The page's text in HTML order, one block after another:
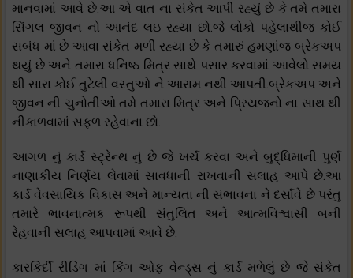
માનવામાં આવે છે.આ એ વાત ના સંકેત આપી રહ્યું છે કે તમે તમારા
સિંગલ જીવન નો આનંદ લઇ રહ્યા છો.જે લોકો પહેલાથીજ કોઈ
સબંધ માં છે આવા સંકેત મળી રહ્યા છે કે તમારું હમણાંજ બ્રેકઅપ
થયું છે અને તમારા ધનિષ્ઠ મિત્ર સાથે પસાર કરવામાં આવેલો સમય
થી સારા કોઈ તુટેલી વસ્તુઓ ને આરામ નથી આપતી.બ્રેકઅપ અને
જીવન ની ચુનોતીઓ તમે તમારા મિત્ર અને પ્રિયજનો ના સાથ થી
નીકાળવામાં સફળ રહેવાના છો.
આગળ નું કાર્ડ સ્ટ્રેન્થ નું છે જે ખર્ચ કરવા અને બુદ્ધિમાની પુર્ણ
નાણાકીય નિર્ણય લેવામાં સાવધાની રાખવાની સલાહ આપે છે.આ
કાર્ડ વેવસાયિક વિકાસ અને માન્યતા ની સંભાવના ને દર્સાવે છે પરંતુ
તમારે ભાવનાત્મક રૂપથી સંતુલિત અને આત્મવિશ્વાસી બની
રેહવાની સલાહ આપવામાં આવે છે.
કારકિર્દી રીડિંગ માં કિંગ ઓફ વેન્ડ્સ નું કાર્ડ મળેલું છે જે સંકેત